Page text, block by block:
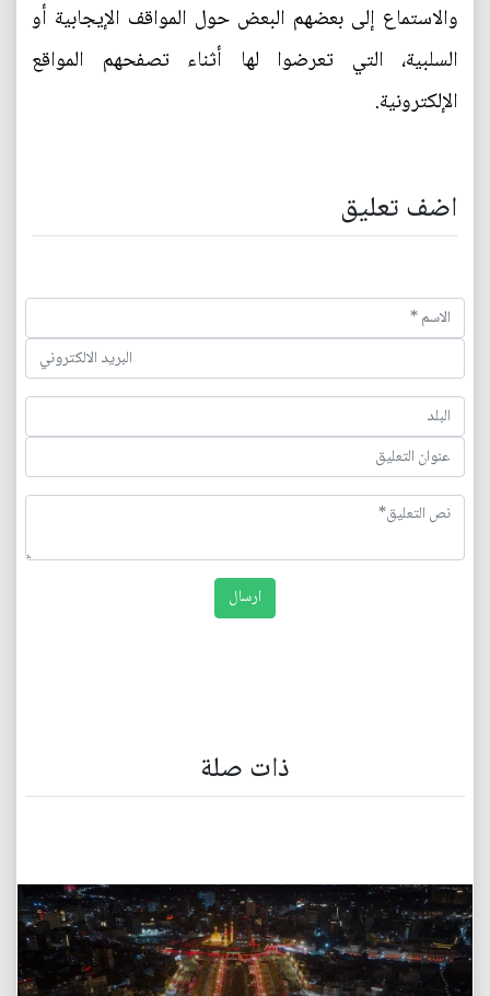
والاستماع إلى بعضهم البعض حول المواقف الإيجابية أو
السلبية، التي تعرضوا لها أثناء تصفحهم المواقع
الإلكترونية.
اضف تعليق
ذات صلة